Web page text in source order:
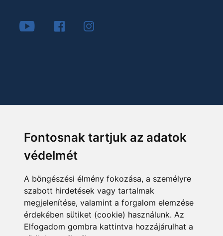
Fontosnak tartjuk az adatok
védelmét
A böngészési élmény fokozása, a személyre
szabott hirdetések vagy tartalmak
megjelenítése, valamint a forgalom elemzése
érdekében sütiket (cookie) használunk. Az
Elfogadom gombra kattintva hozzájárulhat a